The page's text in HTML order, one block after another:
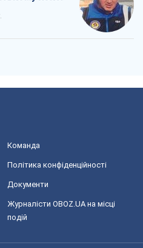
Команда
Політика конфіденційності
Документи
Журналісти OBOZ.UA на місці
подій